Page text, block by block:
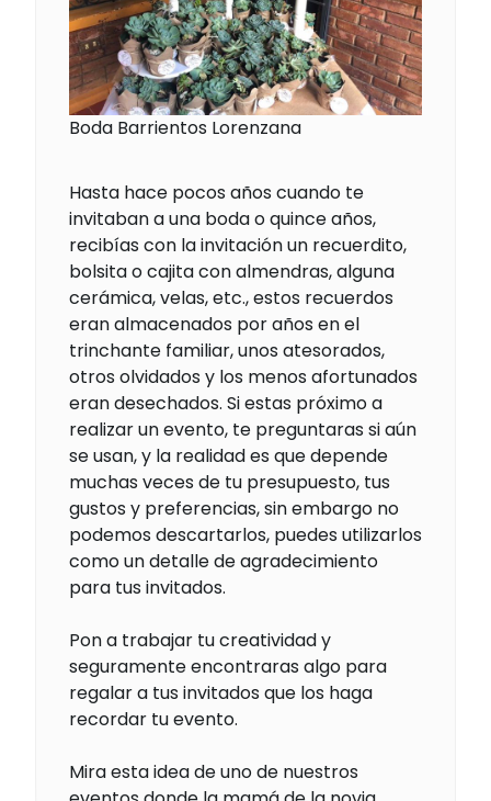
Boda Barrientos Lorenzana
Hasta hace pocos años cuando te
invitaban a una boda o quince años,
recibías con la invitación un recuerdito,
bolsita o cajita con almendras, alguna
cerámica, velas, etc., estos recuerdos
eran almacenados por años en el
trinchante familiar, unos atesorados,
otros olvidados y los menos afortunados
eran desechados. Si estas próximo a
realizar un evento, te preguntaras si aún
se usan, y la realidad es que depende
muchas veces de tu presupuesto, tus
gustos y preferencias, sin embargo no
podemos descartarlos, puedes utilizarlos
como un detalle de agradecimiento
para tus invitados.
Pon a trabajar tu creatividad y
seguramente encontraras algo para
regalar a tus invitados que los haga
recordar tu evento.
Mira esta idea de uno de nuestros